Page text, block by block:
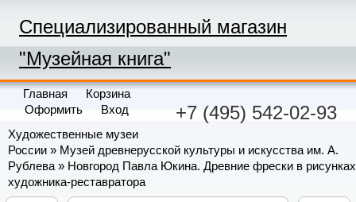
Специализированный магазин
"Музейная книга"
+7 (495) 542-02-93
Главная
Корзина
Оформить
Вход
Художественные музеи
России » Музей древнерусской культуры и искусства им. А.
Рублева» Новгород Павла Юкина. Древние фрески в рисунках
художника-реставратора